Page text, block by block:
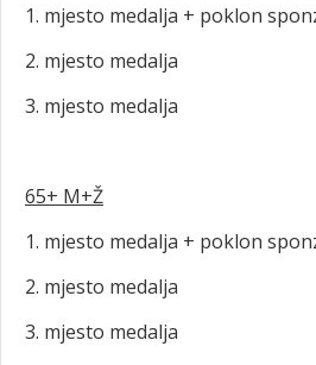
1. mjesto medalja + poklon
2. mjesto medalja
3. mjesto medalja
65+ M+Ž
1. mjesto medalja + poklon
2. mjesto medalja
3. mjesto medalja